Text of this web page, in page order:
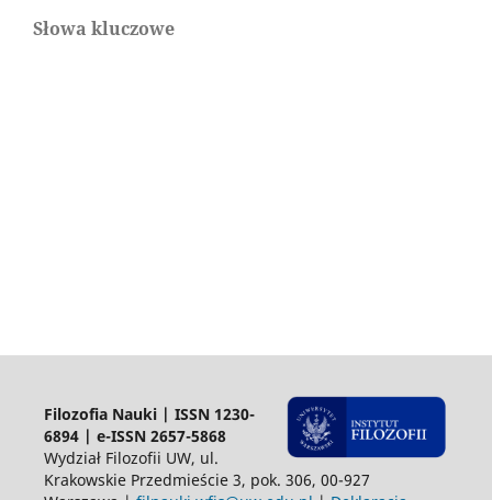
Słowa kluczowe
Filozofia Nauki | ISSN 1230-
6894 | e-ISSN 2657-5868
Wydział Filozofii UW, ul.
Krakowskie Przedmieście 3, pok. 306, 00-927